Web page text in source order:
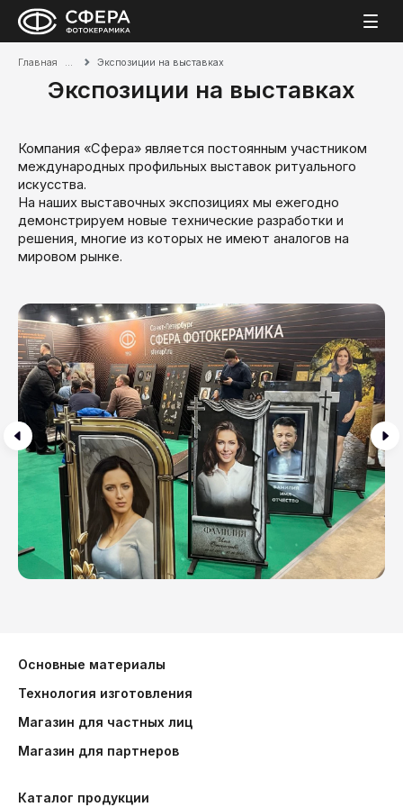
Главная Экспозиции на выставках
Экспозиции на выставках
Компания «Сфера» является постоянным участником
международных профильных выставок ритуального
искусства.
На наших выставочных экспозициях мы ежегодно
демонстрируем новые технические разработки и
решения, многие из которых не имеют аналогов на
мировом рынке.
Основные материалы
Технология изготовления
Магазин для частных лиц
Магазин для партнеров
Каталог продукции